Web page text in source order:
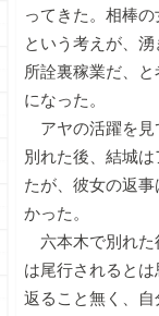
ってきた。相棒
という考えが、
所詮裏稼業だ、
になった。
アヤの活躍を見
別れた後、結城
たが、彼女の返
かった。
六本木で別れた
は尾行されると
返ること無く、自